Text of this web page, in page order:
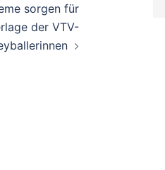
sorgen für
der VTV-